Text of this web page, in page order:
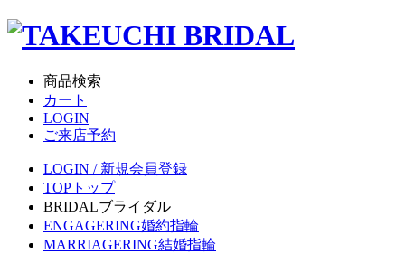
商品検索
カート
LOGIN
ご来店予約
LOGIN / 新規会員登録
TOP トップ
BRIDALブライダル
ENGAGERING婚約指輪
MARRIAGERING結婚指輪